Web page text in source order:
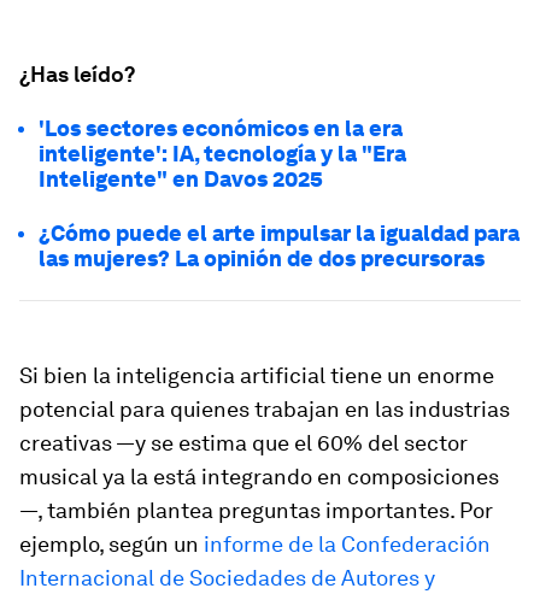
¿Has leído?
'Los sectores económicos en la era
inteligente': IA, tecnología y la "Era
Inteligente" en Davos 2025
¿Cómo puede el arte impulsar la igualdad para
las mujeres? La opinión de dos precursoras
Si bien la inteligencia artificial tiene un enorme
potencial para quienes trabajan en las industrias
creativas —y se estima que el 60% del sector
musical ya la está integrando en composiciones
—, también plantea preguntas importantes. Por
ejemplo, según un informe de la Confederación
Internacional de Sociedades de Autores y